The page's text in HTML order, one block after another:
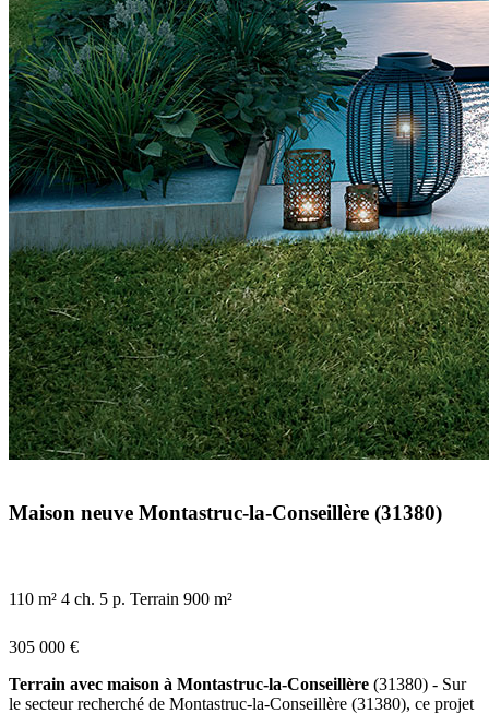
Maison neuve Montastruc-la-Conseillère (31380)
110 m² 4 ch. 5 p. Terrain 900 m²
305 000 €
Terrain avec maison à Montastruc-la-Conseillère (31380) - Sur
le secteur recherché de Montastruc-la-Conseillère (31380), ce projet